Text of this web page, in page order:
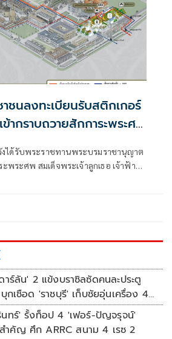
ชนลงทะเบียนรับสติกเกอร์
ากราบถวายสักการะพระศพ
ภา'
ได้รับพระราชทานพระบรมราชานุญาต
ะพระศพ สมเด็จพระเจ้าลูกเธอ เจ้าฟ้า
าร์ลัน' 2 แข้งบราซิลซัดคนละประตู
กเชือด 'ราชบุรี' เก็บชัยอุ่นเครื่อง 4
ทร์' รั้งท็อป 4 'เฟอร์-ปัญจรุจน์'
ำคัญ ศึก ARRC สนาม 4 เรซ 2